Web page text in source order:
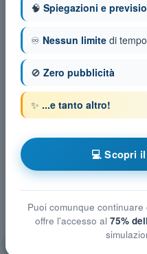
Nozioni generali sugli
🧠 Spiegazioni e
♾️ Nessun limite di
🚫 Zero pubblicità
✨ ...e tanto altro!
💻 Scopri
Puoi comunque continuare
offre l'accesso al 75%